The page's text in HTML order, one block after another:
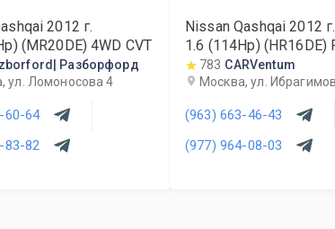
2012 г.
(MR20DE) 4WD CVT
Разборфорд
ул. Ломоносова 4
60-64
83-82
Nissan Qashqai 2012 г.
1.6 (114Hp) (HR16DE)
783 CARVentum
Москва, ул.
(963) 663-46-43
(977) 964-08-03